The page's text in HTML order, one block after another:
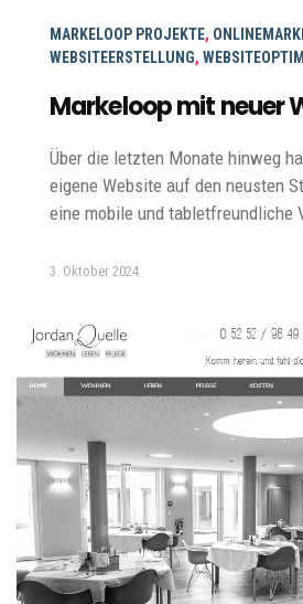
MARKELOOP PROJEKTE,
WEBSITEERSTELLUNG,
Markeloop mit neuer
Über die letzten Monate hinweg
eigene Website auf den neusten
eine mobile und tabletfreundliche
3. Oktober 2024